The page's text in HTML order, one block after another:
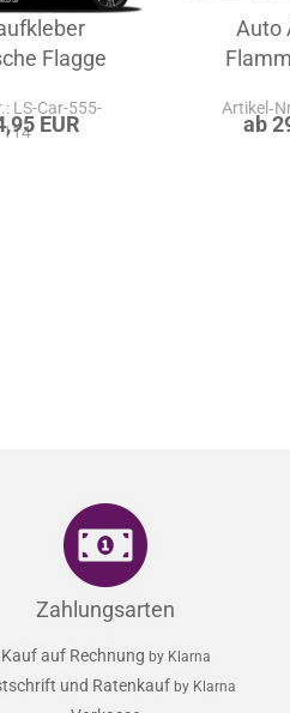
Flagge
LS-Car-555-
114 EUR
Auto
ab
Zahlungsarten
Kauf auf Rechnung by Klarna
und Ratenkauf by Klarna